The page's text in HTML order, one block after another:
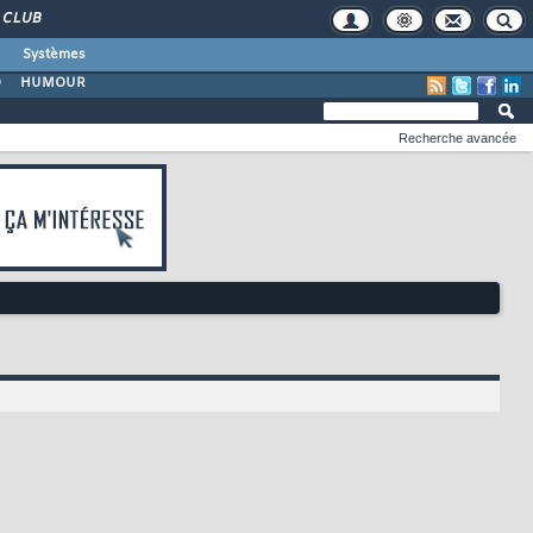
CLUB
Systèmes
HUMOUR
Recherche avancée